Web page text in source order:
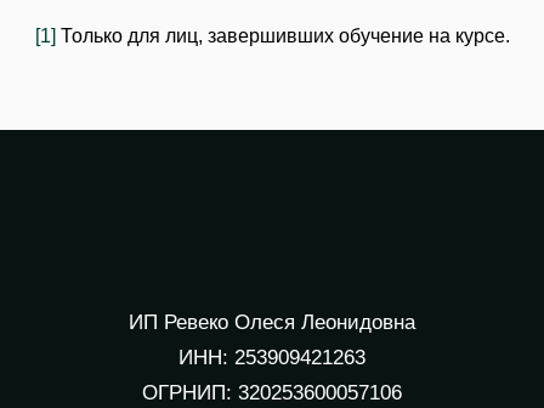
[1] Только для лиц, завершивших обучение на курсе.